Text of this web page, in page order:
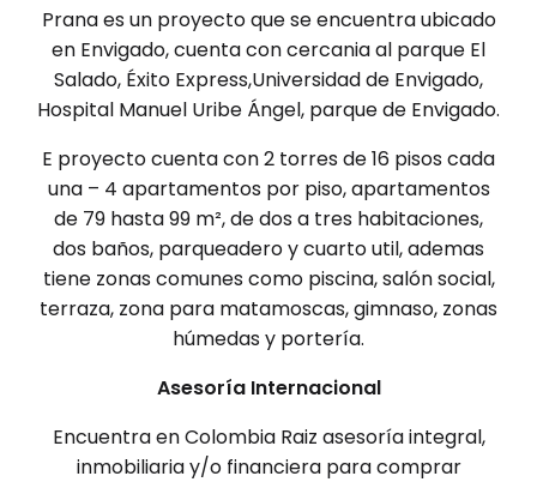
Prana es un proyecto que se encuentra ubicado
en Envigado, cuenta con cercania al parque El
Salado, Éxito Express,Universidad de Envigado,
Hospital Manuel Uribe Ángel, parque de Envigado.
E proyecto cuenta con 2 torres de 16 pisos cada
una – 4 apartamentos por piso, apartamentos
de 79 hasta 99 m², de dos a tres habitaciones,
dos baños, parqueadero y cuarto util, ademas
tiene zonas comunes como piscina, salón social,
terraza, zona para matamoscas, gimnaso, zonas
húmedas y portería.
Asesoría Internacional
Encuentra en Colombia Raiz asesoría integral,
inmobiliaria y/o financiera para comprar